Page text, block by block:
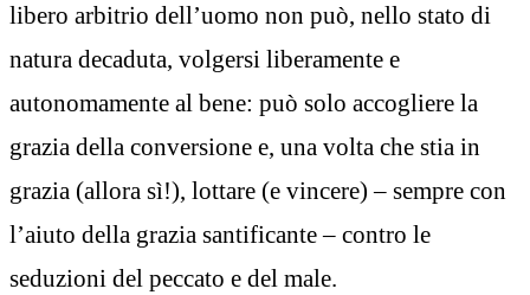
libero arbitrio dell’uomo non può, nello stato di
natura decaduta, volgersi liberamente e
autonomamente al bene: può solo accogliere la
grazia della conversione e, una volta che stia in
grazia (allora sì!), lottare (e vincere) – sempre con
l’aiuto della grazia santificante – contro le
seduzioni del peccato e del male.